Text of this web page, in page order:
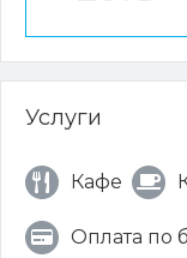
Услуги
Кафе
Оплата по